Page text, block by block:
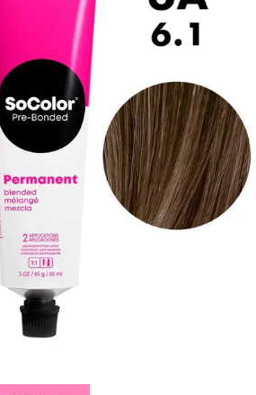
protectores termicos
tinte
. naked hair